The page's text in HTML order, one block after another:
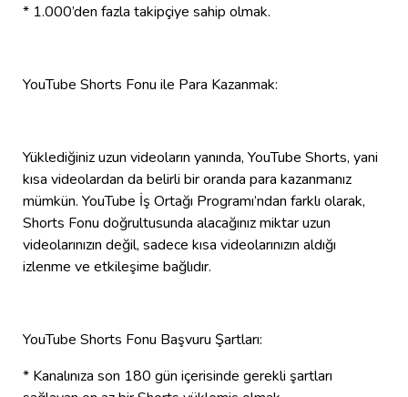
* 1.000’den fazla takipçiye sahip olmak.
YouTube Shorts Fonu ile Para Kazanmak:
Yüklediğiniz uzun videoların yanında, YouTube Shorts, yani
kısa videolardan da belirli bir oranda para kazanmanız
mümkün. YouTube İş Ortağı Programı’ndan farklı olarak,
Shorts Fonu doğrultusunda alacağınız miktar uzun
videolarınızın değil, sadece kısa videolarınızın aldığı
izlenme ve etkileşime bağlıdır.
YouTube Shorts Fonu Başvuru Şartları:
* Kanalınıza son 180 gün içerisinde gerekli şartları